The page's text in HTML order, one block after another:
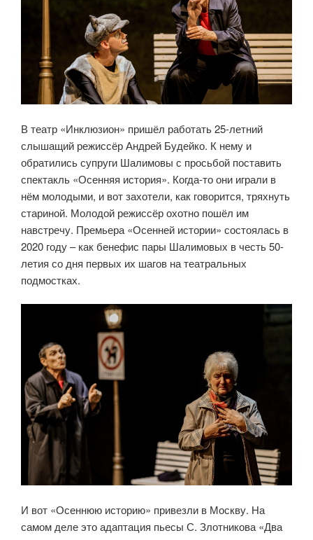
В театр «Инклюзион» пришёл работать 25-летний
слышащий режиссёр Андрей Будейко. К нему и
обратились супруги Шалимовы с просьбой поставить
спектакль «Осенняя история». Когда-то они играли в
нём молодыми, и вот захотели, как говорится, тряхнуть
стариной. Молодой режиссёр охотно пошёл им
навстречу. Премьера «Осенней истории» состоялась в
2020 году – как бенефис пары Шалимовых в честь 50-
летия со дня первых их шагов на театральных
подмостках.
И вот «Осеннюю историю» привезли в Москву. На
самом деле это адаптация пьесы С. Злотникова «Два